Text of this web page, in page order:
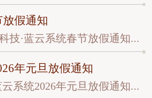
放假通知
技·蓝云系统春节放假通知...
年元旦放假通知
系统2026年元旦放假通知...